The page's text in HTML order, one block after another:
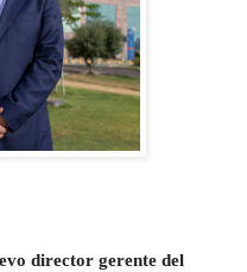
director gerente del